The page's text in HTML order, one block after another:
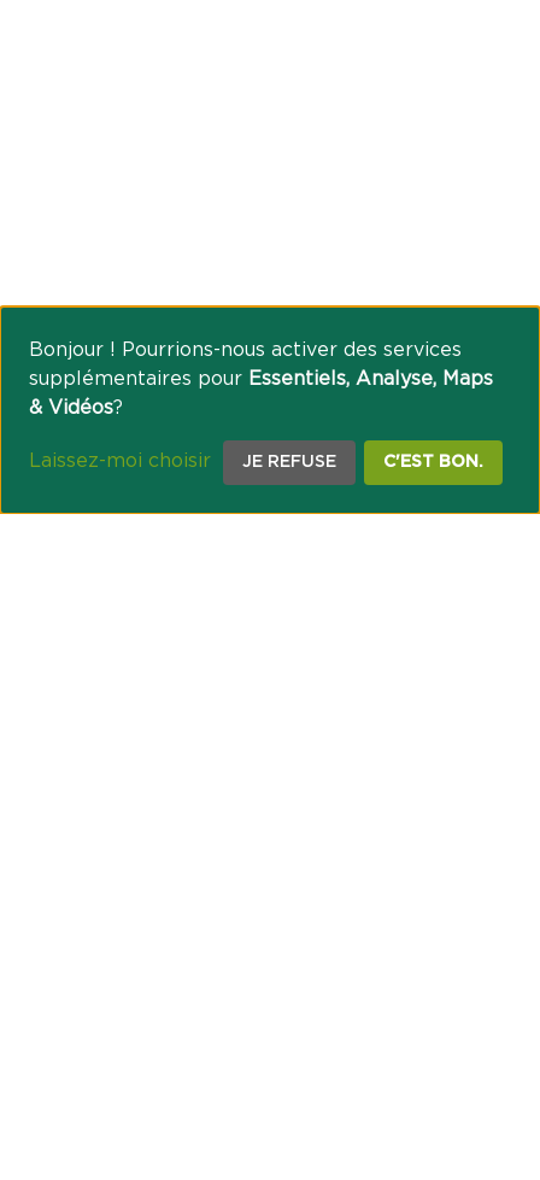
Bonjour ! Pourrions-nous activer des services
supplémentaires pour Essentiels, Analyse, Maps
& Vidéos?
Laissez-moi choisir JE REFUSE C'EST BON.